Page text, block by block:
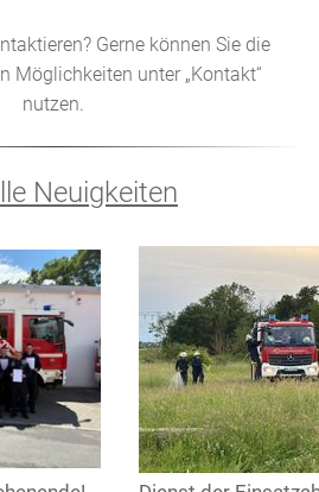
Gerne können Sie die
Möglichkeiten unter „Kontakt“
nutzen.
Neuigkeiten